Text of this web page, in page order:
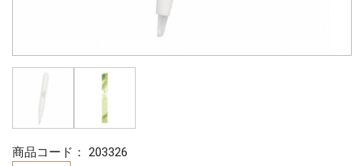
商品コード： 203326